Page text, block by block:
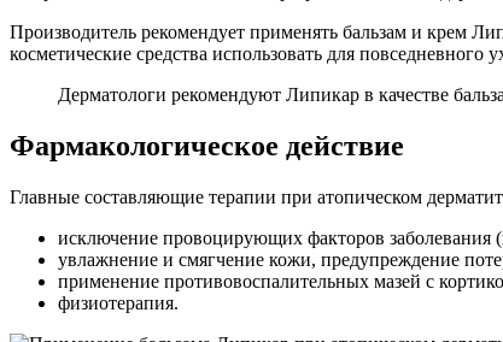
Производитель рекомендует применять бальзам и крем
косметические средства использовать для повседневного
Дерматологи рекомендуют Липикар в качестве
Фармакологическое действие
Главные составляющие терапии при атопическом
исключение провоцирующих факторов заболевания
увлажнение и смягчение кожи, предупреждение
применение противовоспалительных мазей с
физиотерапия.